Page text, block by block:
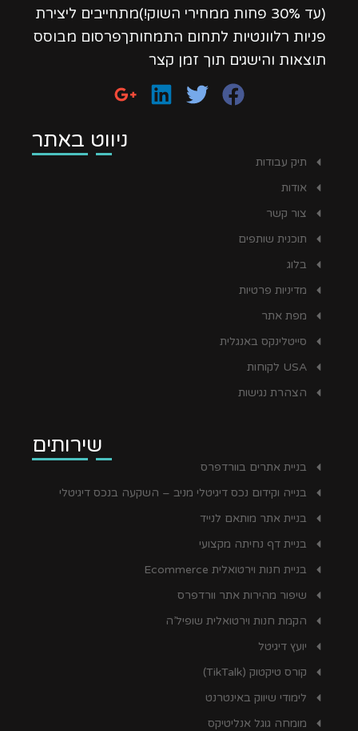
(עד 30% פחות ממחירי השוק!)מתחייבים ליצירת
פניות רלוונטיות לתחום התמחותךפרסום מבוסס
תוצאות והישגים תוך זמן קצר
ניווט באתר
תיק עבודות
אודות
צור קשר
תוכנית שותפים
בלוג
מדיניות פרטיות
מפת אתר
סייטלינקס באנגלית
USA לקוחות
הצהרת נגישות
שירותים
בניית אתרים בוורדפרס
בנייה וקידום נכס דיגיטלי מניב – השקעה בנכס דיגיטלי
בניית אתר מותאם לנייד
בניית דף נחיתה מקצועי
בניית חנות וירטואלית Ecommerce
שיפור מהירות אתר וורדפרס
הקמת חנות וירטואלית שופיל’ה
יועץ דיגיטל
קורס טיקטוק (TikTalk)
לימודי שיווק באינטרנט
מומחה גוגל אנליטיקס